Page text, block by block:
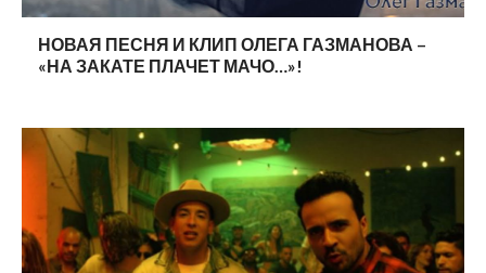
НОВАЯ ПЕСНЯ И КЛИП ОЛЕГА ГАЗМАНОВА –
«НА ЗАКАТЕ ПЛАЧЕТ МАЧО…»!